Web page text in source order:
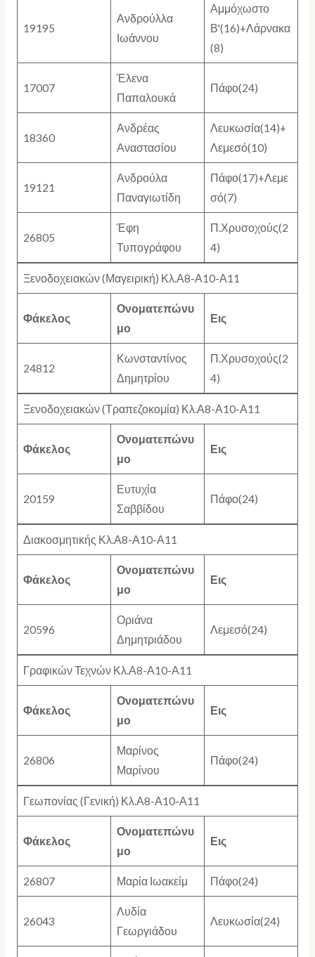
19195
Ανδρούλλα
Ιωάννου
Αμμόχωστο
Β'(16)+Λάρνακα
(8)
17007
Έλενα
Παπαλουκά
Πάφο(24)
18360
Ανδρέας
Αναστασίου
Λευκωσία(14)+
Λεμεσό(10)
19121
Ανδρούλα
Παναγιωτίδη
Πάφο(17)+Λεμε
σό(7)
26805
Έφη
Τυπογράφου
Π.Χρυσοχούς(2
4)
Ξενοδοχειακών (Μαγειρική) Κλ.Α8-Α10-Α11
Φάκελος
Ονοματεπώνυ
μο
Εις
24812
Κωνσταντίνος
Δημητρίου
Π.Χρυσοχούς(2
4)
Ξενοδοχειακών (Τραπεζοκομία) Κλ.Α8-Α10-Α11
Φάκελος
Ονοματεπώνυ
μο
Εις
20159
Ευτυχία
Σαββίδου
Πάφο(24)
Διακοσμητικής Κλ.Α8-Α10-Α11
Φάκελος
Ονοματεπώνυ
μο
Εις
20596
Οριάνα
Δημητριάδου
Λεμεσό(24)
Γραφικών Τεχνών Κλ.Α8-Α10-Α11
Φάκελος
Ονοματεπώνυ
μο
Εις
26806
Μαρίνος
Μαρίνου
Πάφο(24)
Γεωπονίας (Γενική) Κλ.Α8-Α10-Α11
Φάκελος
Ονοματεπώνυ
μο
Εις
26807 Μαρία Ιωακείμ Πάφο(24)
26043
Λυδία
Γεωργιάδου
Λευκωσία(24)